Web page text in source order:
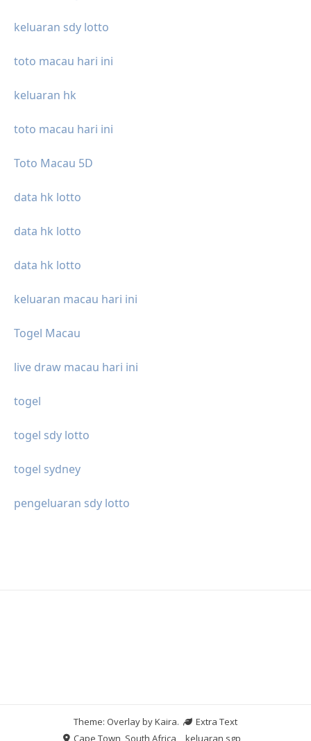
keluaran sdy lotto
toto macau hari ini
keluaran hk
toto macau hari ini
Toto Macau 5D
data hk lotto
data hk lotto
data hk lotto
keluaran macau hari ini
Togel Macau
live draw macau hari ini
togel
togel sdy lotto
togel sydney
pengeluaran sdy lotto
Theme: Overlay byKaira.
Extra Text
Cape Town, South Africa
keluaran sgp